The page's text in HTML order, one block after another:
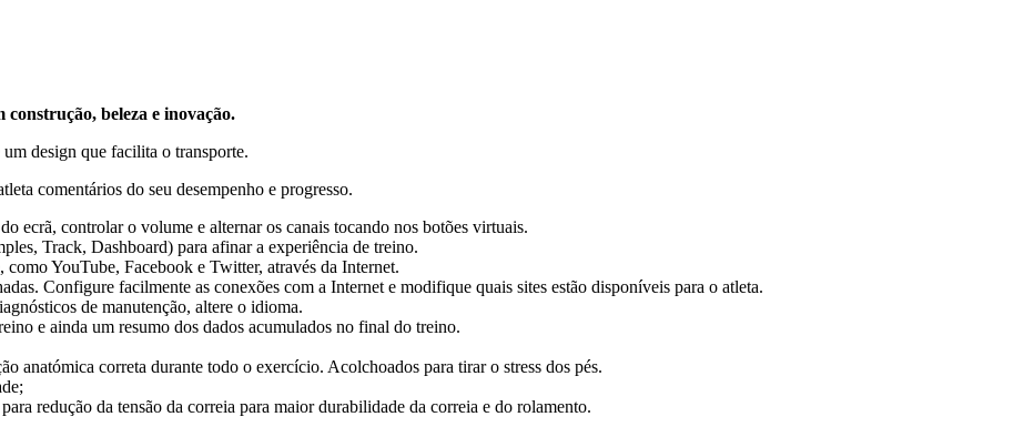
beleza e inovação.
design que facilita o transporte.
comentários do seu desempenho e progresso.
ecrã, controlar o volume e alternar os canais tocando nos botões virtuais.
Track, Dashboard) para afinar a experiência de treino.
YouTube, Facebook e Twitter, através da Internet.
Configure facilmente as conexões com a Internet e modifique quais sites estão disponíveis para o atleta.
de manutenção, altere o idioma.
e ainda um resumo dos dados acumulados no final do treino.
anatómica correta durante todo o exercício. Acolchoados para tirar o stress dos pés.
redução da tensão da correia para maior durabilidade da correia e do rolamento.